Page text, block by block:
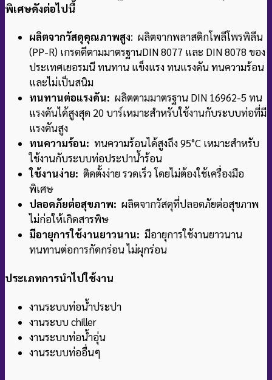
พิเศษดังต่อไปนี้
ผลิตจากวัสดุคุณภาพสูง: ผลิตจากพลาสติกโพลีโพรพิลีน
(PP-R) เกรดดีตามมาตรฐานDIN 8077 และ DIN 8078 ของ
ประเทศเยอรมนี ทนทาน แข็งแรง ทนแรงดัน ทนความร้อน
และไม่เป็นสนิม
ทนทานต่อแรงดัน: ผลิตตามมาตรฐาน DIN 16962-5 ทน
แรงดันได้สูงสุด 20 บาร์เหมาะสำหรับใช้งานกับระบบท่อที่มี
แรงดันสูง
ทนความร้อน: ทนความร้อนได้สูงถึง 95°C เหมาะสำหรับ
ใช้งานกับระบบท่อประปาน้ำร้อน
ใช้งานง่าย: ติดตั้งง่าย รวดเร็ว โดยไม่ต้องใช้เครื่องมือ
พิเศษ
ปลอดภัยต่อสุขภาพ: ผลิตจากวัสดุที่ปลอดภัยต่อสุขภาพ
ไม่ก่อให้เกิดสารพิษ
มีอายุการใช้งานยาวนาน: มีอายุการใช้งานยาวนาน
ทนทานต่อการกัดกร่อน ไม่ผุกร่อน
ประเภทการนำไปใช้งาน
งานระบบท่อน้ำประปา
งานระบบ chiller
งานระบบท่อน้ำอุ่น
งานระบบท่ออื่นๆ